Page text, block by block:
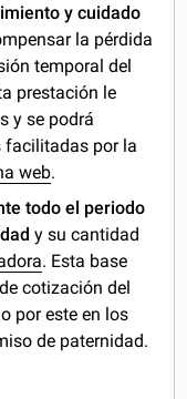
y cuidado
la pérdida
temporal del
prestación le
y se podrá
facilitadas por la
web.
todo el periodo
y su cantidad
. Esta base
cotización del
por este en los
de paternidad.